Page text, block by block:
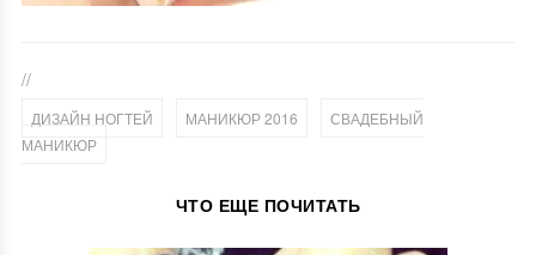
//
ДИЗАЙН НОГТЕЙ МАНИКЮР 2016
СВАДЕБНЫЙ
МАНИКЮР
ЧТО ЕЩЕ ПОЧИТАТЬ